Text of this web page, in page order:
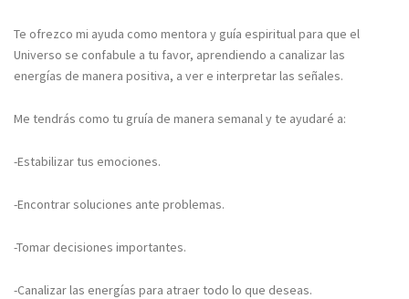
Te ofrezco mi ayuda como mentora y guía espiritual para que el
Universo se confabule a tu favor, aprendiendo a canalizar las
energías de manera positiva, a ver e interpretar las señales.
Me tendrás como tu gruía de manera semanal y te ayudaré a:
-Estabilizar tus emociones.
-Encontrar soluciones ante problemas.
-Tomar decisiones importantes.
-Canalizar las energías para atraer todo lo que deseas.